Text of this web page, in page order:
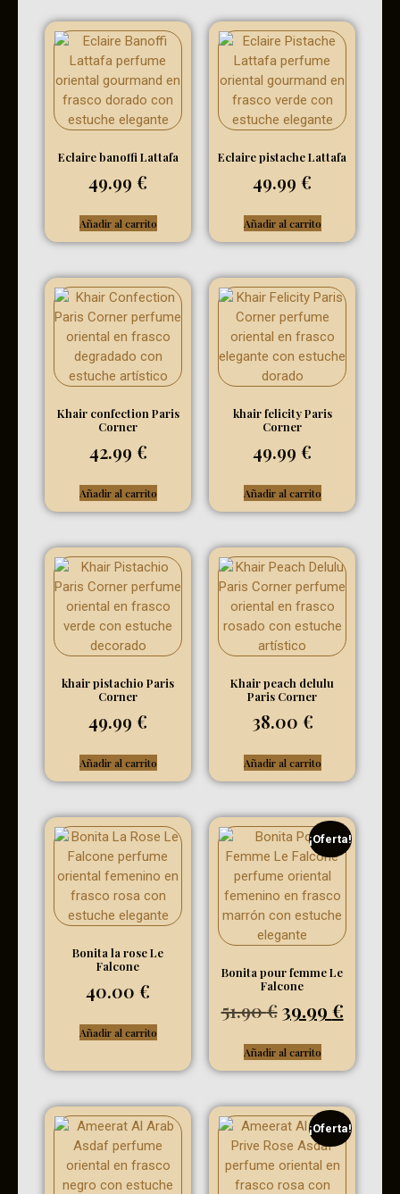
Eclaire banoffi Lattafa
49.99 €
Añadir al carrito
Eclaire pistache Lattafa
49.99 €
Añadir al carrito
Khair confection Paris
Corner
42.99 €
Añadir al carrito
khair felicity Paris
Corner
49.99 €
Añadir al carrito
khair pistachio Paris
Corner
49.99 €
Añadir al carrito
Khair peach delulu
Paris Corner
38.00 €
Añadir al carrito
Bonita la rose Le
Falcone
40.00 €
Añadir al carrito
¡Oferta!
Bonita pour femme Le
Falcone
51.90€ 39.99 €
Añadir al carrito
¡Oferta!